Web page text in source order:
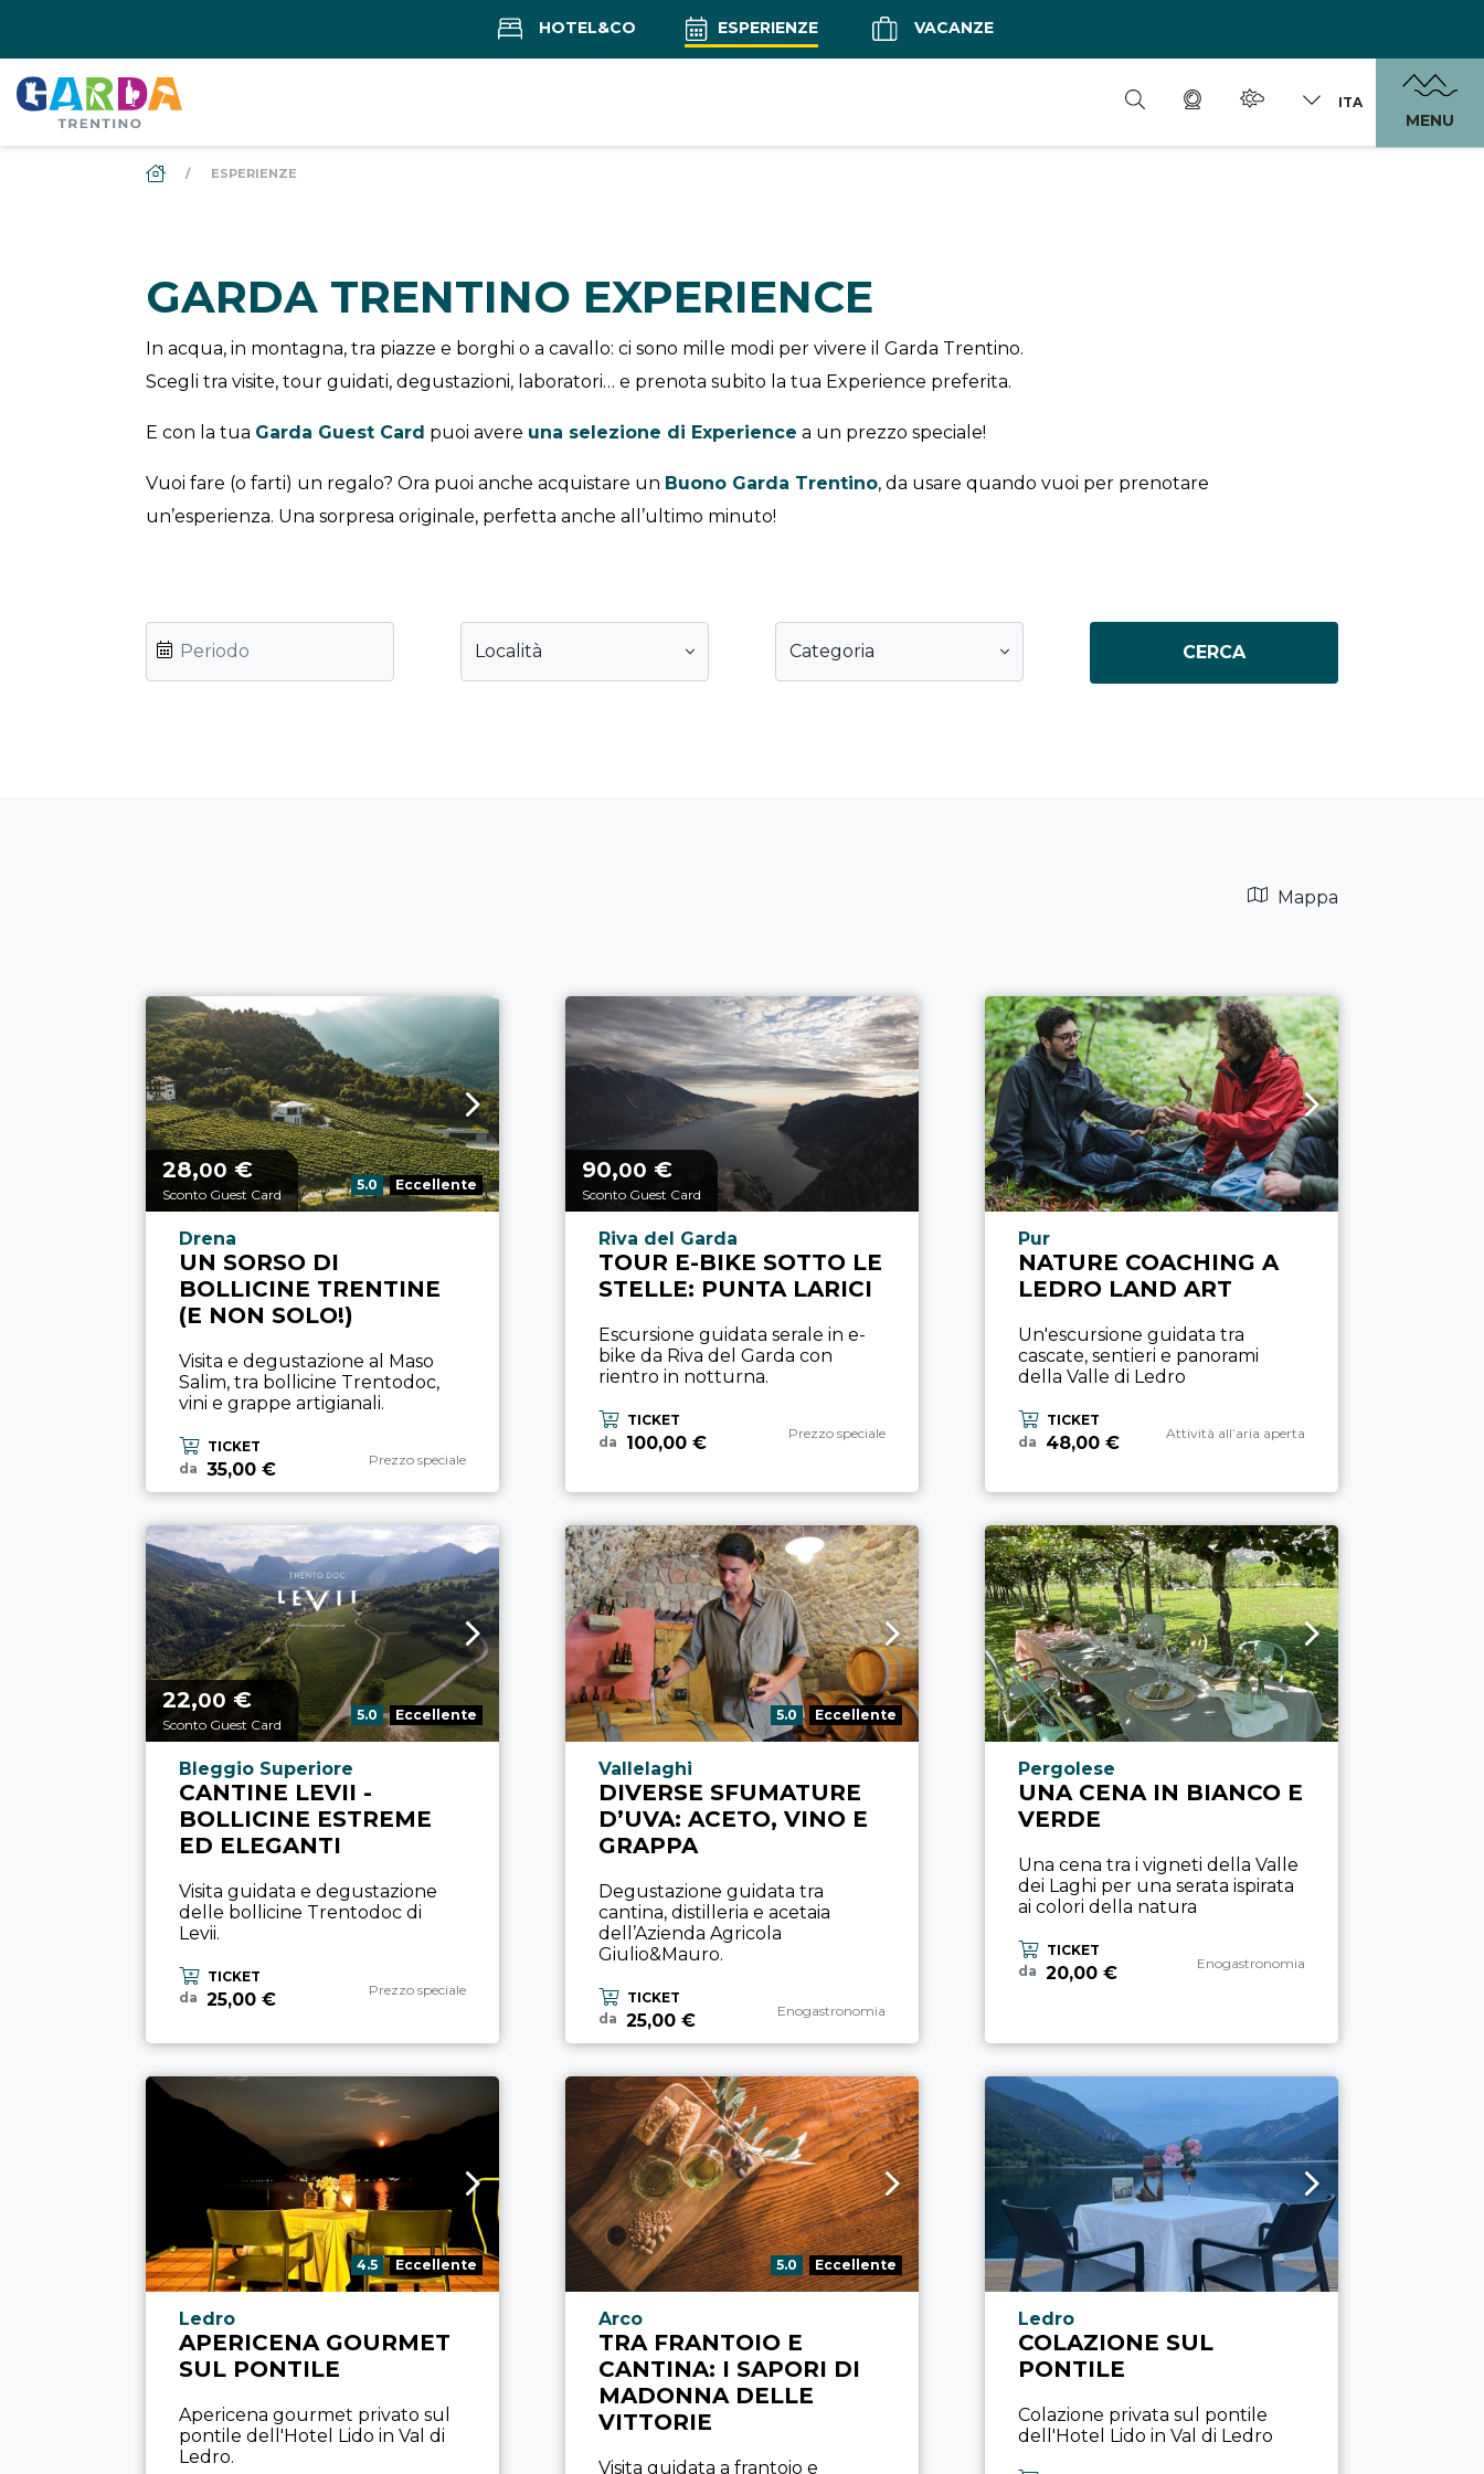
HOTEL&CO ESPERIENZE VACANZE
ITA
MENU
DS_BREADCRUMB.HOME
ESPERIENZE
GARDA TRENTINO EXPERIENCE
In acqua, in montagna, tra piazze e borghi o a cavallo: ci sono mille modi per vivere il Garda Trentino.
Scegli tra visite, tour guidati, degustazioni, laboratori… e prenota subito la tua Experience preferita.
E con la tua Garda Guest Card puoi avere una selezione di Experience a un prezzo speciale!
Vuoi fare (o farti) un regalo? Ora puoi anche acquistare un Buono Garda Trentino, da usare quando vuoi per prenotare
un’esperienza. Una sorpresa originale, perfetta anche all’ultimo minuto!
Località Categoria CERCA
Mappa
Prezzo a partire da
28,00 €
Sconto Guest Card
Valutazione:
5.0 Eccellente
Località esperienza
Drena
UN SORSO DI
BOLLICINE TRENTINE
(E NON SOLO!)
Visita e degustazione al Maso
Salim, tra bollicine Trentodoc,
vini e grappe artigianali.
TICKET
da 35,00 €
Categoria esperienza
Prezzo speciale
Prezzo a partire da
90,00 €
Sconto Guest Card
Località esperienza
Riva del Garda
TOUR E-BIKE SOTTO LE
STELLE: PUNTA LARICI
Escursione guidata serale in e-
bike da Riva del Garda con
rientro in notturna.
TICKET
da
100,00 €
Categoria esperienza
Prezzo speciale
Località esperienza
Pur
NATURE COACHING A
LEDRO LAND ART
Un'escursione guidata tra
cascate, sentieri e panorami
della Valle di Ledro
TICKET
da
48,00 €
Categoria esperienza
Attività all’aria aperta
Prezzo a partire da
22,00 €
Sconto Guest Card
Valutazione:
5.0 Eccellente
Località esperienza
Bleggio Superiore
CANTINE LEVII -
BOLLICINE ESTREME
ED ELEGANTI
Visita guidata e degustazione
delle bollicine Trentodoc di
Levii.
TICKET
da 25,00 €
Categoria esperienza
Prezzo speciale
Valutazione:
5.0 Eccellente
Località esperienza
Vallelaghi
DIVERSE SFUMATURE
D’UVA: ACETO, VINO E
GRAPPA
Degustazione guidata tra
cantina, distilleria e acetaia
dell’Azienda Agricola
Giulio&Mauro.
TICKET
da 25,00 €
Categoria esperienza
Enogastronomia
Località esperienza
Pergolese
UNA CENA IN BIANCO E
VERDE
Una cena tra i vigneti della Valle
dei Laghi per una serata ispirata
ai colori della natura
TICKET
da 20,00 €
Categoria esperienza
Enogastronomia
Valutazione:
4.5 Eccellente
Località esperienza
Ledro
APERICENA GOURMET
SUL PONTILE
Apericena gourmet privato sul
pontile dell'Hotel Lido in Val di
Ledro.
Valutazione:
5.0 Eccellente
Località esperienza
Arco
TRA FRANTOIO E
CANTINA: I SAPORI DI
MADONNA DELLE
VITTORIE
Visita guidata a frantoio e
Località esperienza
Ledro
COLAZIONE SUL
PONTILE
Colazione privata sul pontile
dell'Hotel Lido in Val di Ledro